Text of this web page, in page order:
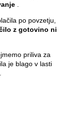
.
po povzetju,
z gotovino ni
priliva za
je blago v lasti